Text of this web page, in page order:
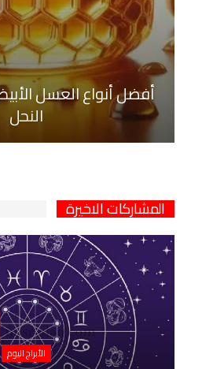
أفضل أنواع العسل
النحل
المشاركات الاخيرة
الأبراج اليوم